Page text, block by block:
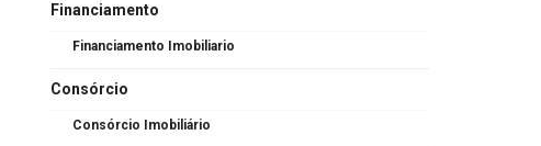
Financiamento
Financiamento Imobiliario
Consórcio
Consórcio Imobiliário